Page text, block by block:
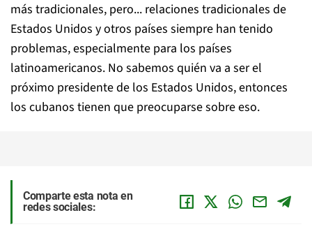
más tradicionales, pero... relaciones tradicionales de
Estados Unidos y otros países siempre han tenido
problemas, especialmente para los países
latinoamericanos. No sabemos quién va a ser el
próximo presidente de los Estados Unidos, entonces
los cubanos tienen que preocuparse sobre eso.
Comparte esta nota en
redes sociales: